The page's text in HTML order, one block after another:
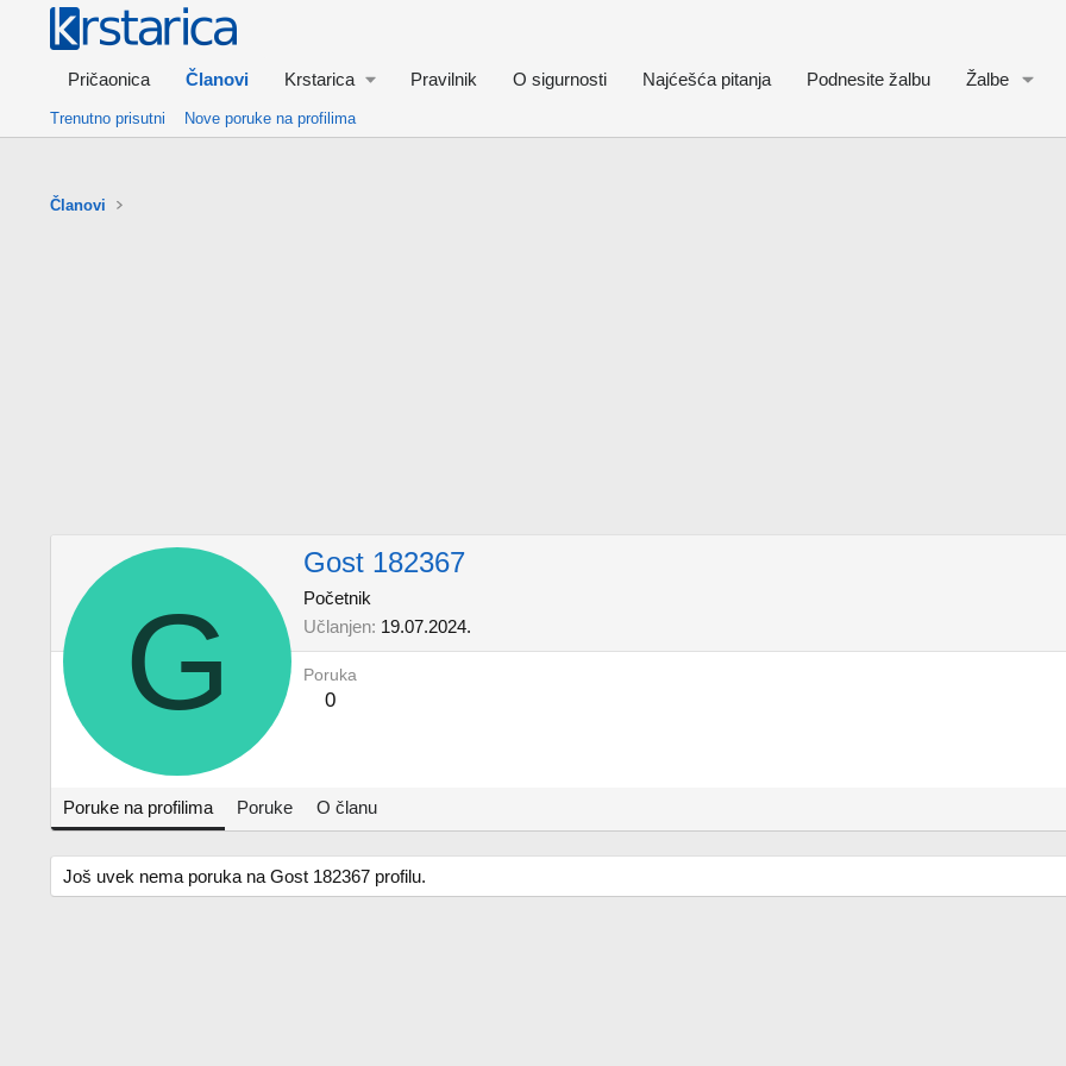
Pričaonica Članovi Krstarica Pravilnik O sigurnosti Najćešća pitanja Podnesite žalbu Žalbe
Trenutno prisutni Nove poruke na profilima
Članovi
G
Gost 182367
Početnik
Učlanjen 19.07.2024.
Poruka
0
Poruke na profilima Poruke O članu
Još uvek nema poruka na Gost 182367 profilu.